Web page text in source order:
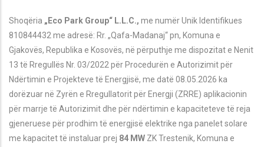
Shoqëria „Eco Park Group“ L.L.C., me numër Unik Identifikues
810844432 me adresë: Rr. „Qafa-Madanaj“ pn, Komuna e
Gjakovës, Republika e Kosovës, në përputhje me dispozitat e Nenit
13 të Rregullës Nr. 03/2022 për Procedurën e Autorizimit për
Ndërtimin e Projekteve të Energjisë, me datë 08.05.2026 ka
dorëzuar në Zyrën e Rregullatorit për Energji (ZRRE) aplikacionin
për marrje të Autorizimit dhe për ndërtimin e kapaciteteve të reja
gjeneruese për prodhim të energjisë elektrike nga panelet solare
me kapacitet të instaluar prej 84 MW ZKTrestenik, Komuna e